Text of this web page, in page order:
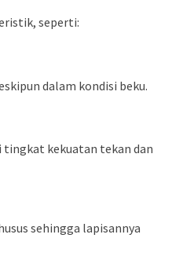
seperti:
dalam kondisi beku.
tingkat kekuatan tekan dan
sehingga lapisannya